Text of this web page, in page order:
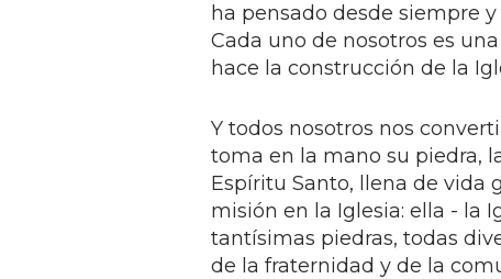
ha pensado desde siempre
Cada uno de nosotros es
hace la construcción de la
Y todos nosotros nos
toma en la mano su piedra,
Espíritu Santo, llena de vida
misión en la Iglesia: ella - la
tantísimas piedras, todas
de la fraternidad y de la